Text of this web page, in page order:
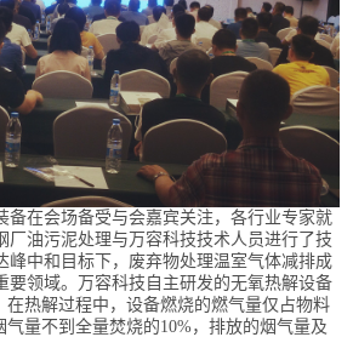
备在会场备受与会嘉宾关注，各行业专家就
厂油污泥处理与万容科技技术人员进行了技
峰中和目标下，废弃物处理温室气体减排成
要领域。万容科技自主研发的无氧热解设备
在热解过程中，设备燃烧的燃气量仅占物料
气量不到全量焚烧的10%，排放的烟气量及